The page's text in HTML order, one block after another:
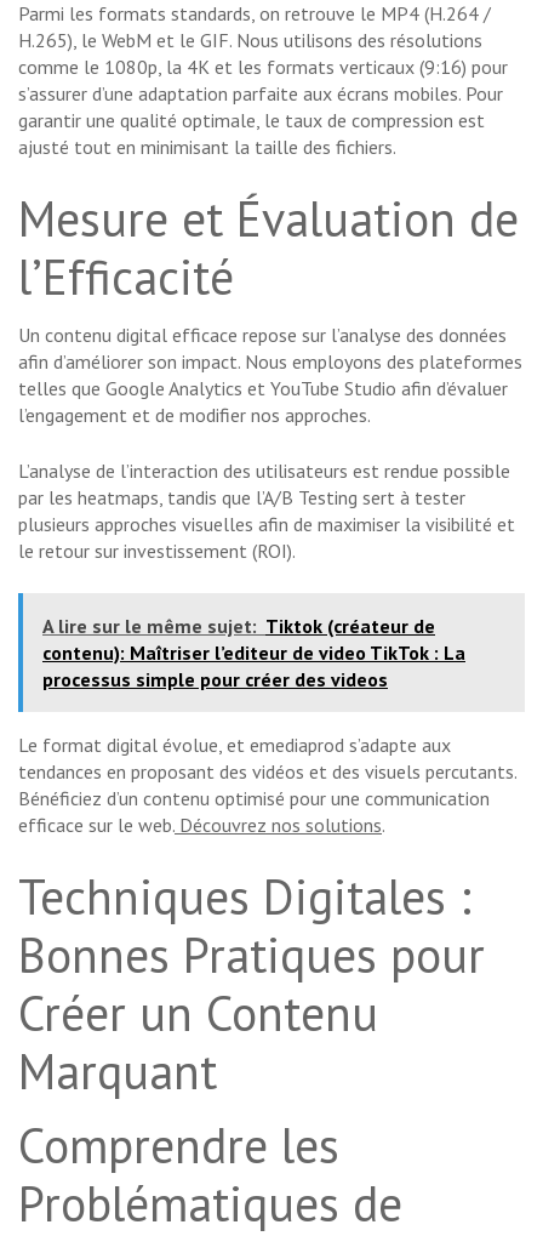
Parmi les formats standards, on retrouve le MP4 (H.264 /
H.265), le WebM et le GIF. Nous utilisons des résolutions
comme le 1080p, la 4K et les formats verticaux (9:16) pour
s’assurer d’une adaptation parfaite aux écrans mobiles. Pour
garantir une qualité optimale, le taux de compression est
ajusté tout en minimisant la taille des fichiers.
Mesure et Évaluation de
l’Efficacité
Un contenu digital efficace repose sur l’analyse des données
afin d’améliorer son impact. Nous employons des plateformes
telles que Google Analytics et YouTube Studio afin d’évaluer
l’engagement et de modifier nos approches.
L’analyse de l’interaction des utilisateurs est rendue possible
par les heatmaps, tandis que l’A/B Testing sert à tester
plusieurs approches visuelles afin de maximiser la visibilité et
le retour sur investissement (ROI).
A lire sur le même sujet: Tiktok (créateur de
contenu): Maîtriser l’editeur de video TikTok : La
processus simple pour créer des videos
Le format digital évolue, et emediaprod s’adapte aux
tendances en proposant des vidéos et des visuels percutants.
Bénéficiez d’un contenu optimisé pour une communication
efficace sur le web. Découvrez nos solutions.
Techniques Digitales :
Bonnes Pratiques pour
Créer un Contenu
Marquant
Comprendre les
Problématiques de